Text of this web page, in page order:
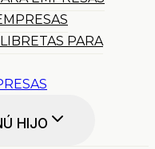
PARA
HIJO